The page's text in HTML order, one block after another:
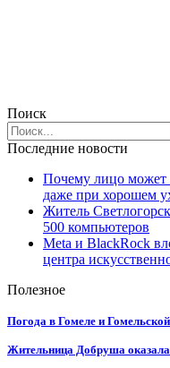
Поиск
Последние новости
Почему лицо может
даже при хорошем
Житель
500 компьютеров
Meta и BlackRock
центра
Полезное
Погода в Гомеле и
Жительница Добруша